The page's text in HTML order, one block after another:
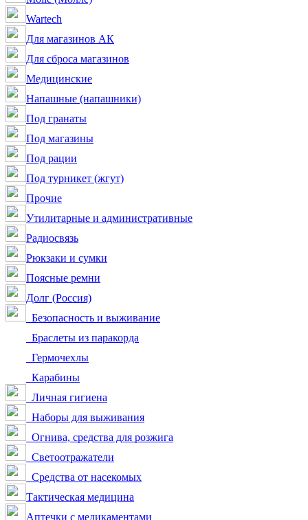
Wartech
Для магазинов АК
Для сброса магазинов
Медицинские
Напашные (напашники)
Под гранаты
Под магазины
Под рации
Под турникет (жгут)
Прочие
Утилитарные и административные
Радиосвязь
Рюкзаки и сумки
Поясные ремни
Долг (Россия)
Безопасность и выживание
Браслеты из паракорда
Гермочехлы
Карабины
Личная гигиена
Наборы для выживания
Огнива, средства для розжига
Светоотражатели
Средства от насекомых
Тактическая медицина
Аптечки с медикаментами